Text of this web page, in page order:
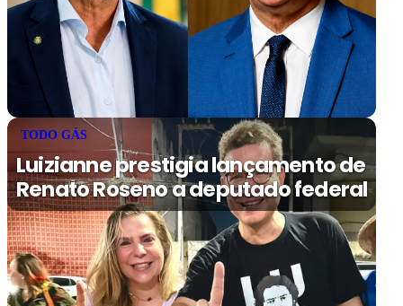
TODO GÁS
Luizianne prestigia lançamento de
Renato Roseno a deputado federal